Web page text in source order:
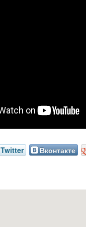
Twitter Вконтакте